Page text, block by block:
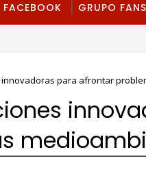
FACEBOOK GRUPO FANS
para afrontar